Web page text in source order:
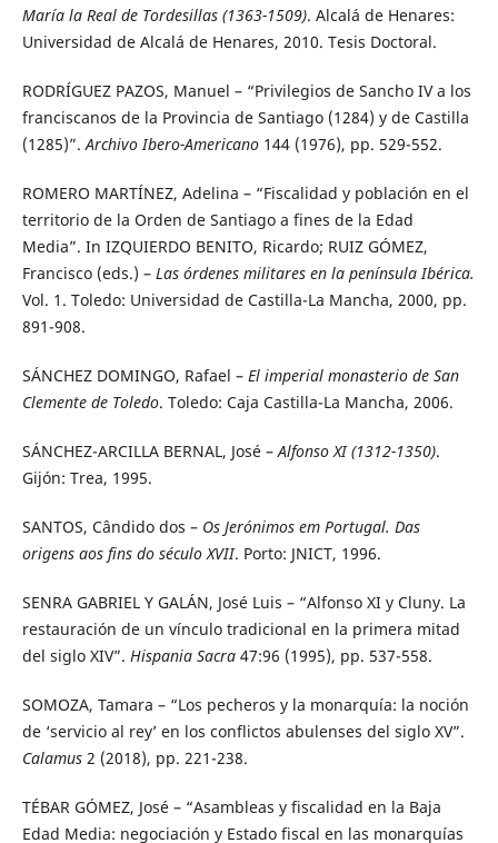
María la Real de Tordesillas (1363-1509). Alcalá de Henares:
Universidad de Alcalá de Henares, 2010. Tesis Doctoral.
RODRÍGUEZ PAZOS, Manuel – “Privilegios de Sancho IV a los
franciscanos de la Provincia de Santiago (1284) y de Castilla
(1285)”. Archivo Ibero-Americano144 (1976), pp. 529-552.
ROMERO MARTÍNEZ, Adelina – “Fiscalidad y población en el
territorio de la Orden de Santiago a fines de la Edad
Media”. In IZQUIERDO BENITO, Ricardo; RUIZ GÓMEZ,
Francisco (eds.) – Las órdenes militares en la península Ibérica.
Vol. 1. Toledo: Universidad de Castilla-La Mancha, 2000, pp.
891-908.
SÁNCHEZ DOMINGO, Rafael – El imperial monasterio de San
Clemente de Toledo. Toledo: Caja Castilla-La Mancha, 2006.
SÁNCHEZ-ARCILLA BERNAL, José – Alfonso XI (1312-1350).
Gijón: Trea, 1995.
SANTOS, Cândido dos – Os Jerónimos em Portugal. Das
origens aos fins do século XVII. Porto: JNICT, 1996.
SENRA GABRIEL Y GALÁN, José Luis – “Alfonso XI y Cluny. La
restauración de un vínculo tradicional en la primera mitad
del siglo XIV”. Hispania Sacra47:96 (1995), pp. 537-558.
SOMOZA, Tamara – “Los pecheros y la monarquía: la noción
de ‘servicio al rey’ en los conflictos abulenses del siglo XV”.
Calamus2 (2018), pp. 221-238.
TÉBAR GÓMEZ, José – “Asambleas y fiscalidad en la Baja
Edad Media: negociación y Estado fiscal en las monarquías